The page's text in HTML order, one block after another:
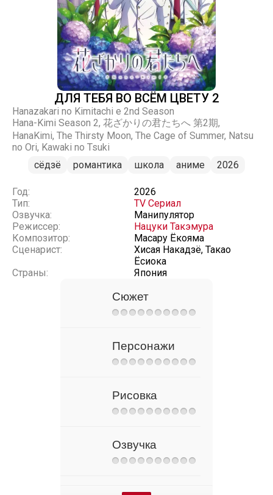
ДЛЯ ТЕБЯ ВО ВСЁМ ЦВЕТУ 2
Hanazakari no Kimitachi e 2nd Season
Hana-Kimi Season 2, 花ざかりの君たちへ 第2期,
HanaKimi, The Thirsty Moon, The Cage of Summer, Natsu
no Ori, Kawaki no Tsuki
сёдзё
романтика школа аниме 2026
Год:
2026
Тип:
TV Сериал
Озвучка:
Манипулятор
Режиссер:
Нацуки Такэмура
Композитор:
Масару Ёкояма
Сценарист:
Хисая Накадзё, Такао
Ёсиока
Страны:
Япония
Сюжет
Персонажи
Рисовка
Озвучка